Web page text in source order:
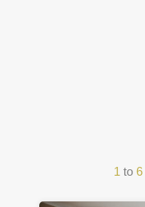
1 to 6